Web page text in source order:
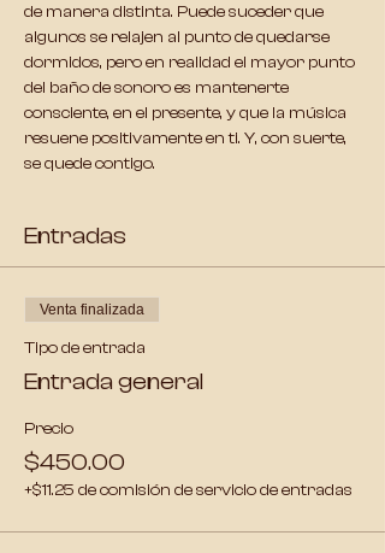
de manera distinta. Puede suceder que
algunos se relajen al punto de quedarse
dormidos, pero en realidad el mayor punto
del baño de sonoro es mantenerte
consciente, en el presente, y que la música
resuene positivamente en ti. Y, con suerte,
se quede contigo.
Entradas
Venta finalizada
Tipo de entrada
Entrada general
Precio
$450.00
+$11.25 de comisión de servicio de entradas